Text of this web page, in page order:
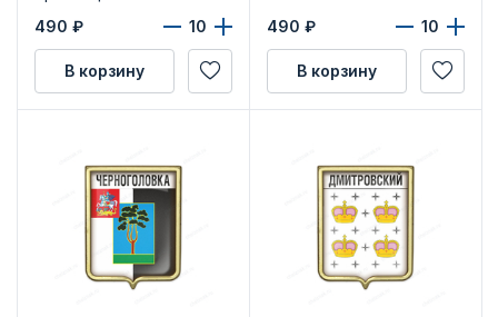
490 ₽
В корзину
490 ₽
В корзину